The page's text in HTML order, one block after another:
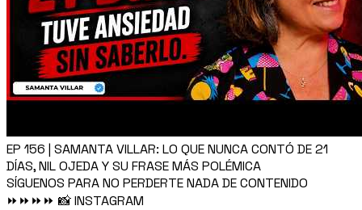
EP 156 | SAMANTA VILLAR: LO QUE NUNCA CONTÓ DE 21
DÍAS, NIL OJEDA Y SU FRASE MÁS POLÉMICA
SÍGUENOS PARA NO PERDERTE NADA DE CONTENIDO
⏩⏩⏩⏩ 📸 INSTAGRAM